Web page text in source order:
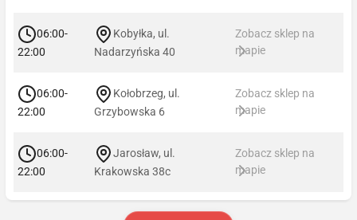
06:00-
22:00
Kobyłka, ul.
Nadarzyńska 40
Zobacz sklep na
mapie
06:00-
22:00
Kołobrzeg, ul.
Grzybowska 6
Zobacz sklep na
mapie
06:00-
22:00
Jarosław, ul.
Krakowska 38c
Zobacz sklep na
mapie